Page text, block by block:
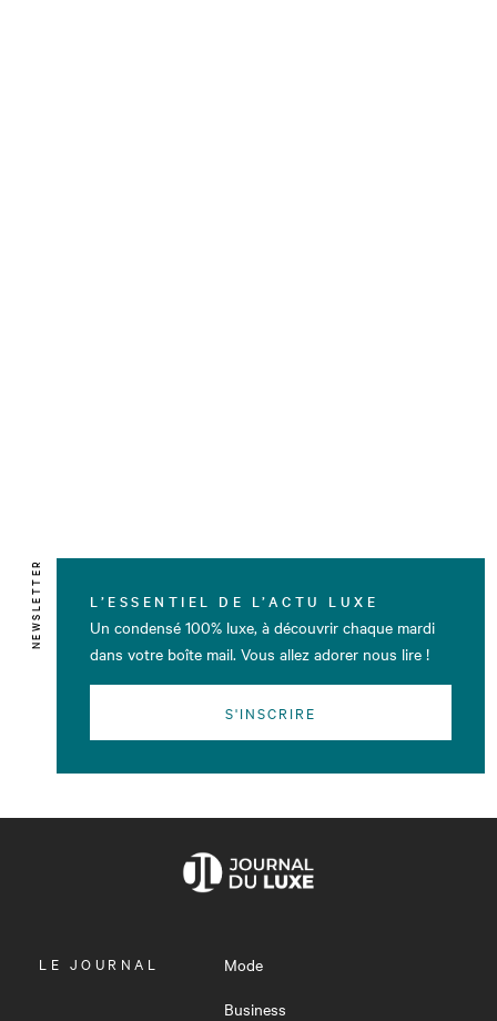
NEWSLETTER L’ESSENTIEL DE L’ACTU LUXE
Un condensé 100% luxe, à découvrir chaque mardi
dans votre boîte mail. Vous allez adorer nous lire !
S'INSCRIRE
OUVRIR
LE JOURNAL
Mode
Business